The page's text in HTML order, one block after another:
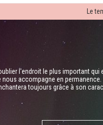
Le
l'endroit le plus important qui
accompagne en
toujours grâce à son